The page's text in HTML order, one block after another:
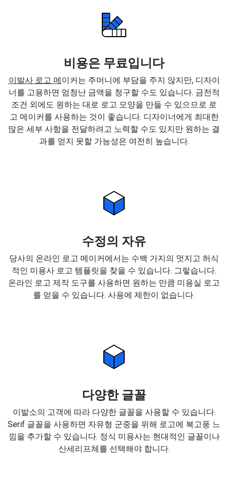
비용은 무료입니다
이발사 로고 메이커는 주머니에 부담을 주지 않지만, 디자이
너를 고용하면 엄청난 금액을 청구할 수도 있습니다. 금전적
조건 외에도 원하는 대로 로고 모양을 만들 수 있으므로 로
고 메이커를 사용하는 것이 좋습니다. 디자이너에게 최대한
많은 세부 사항을 전달하려고 노력할 수도 있지만 원하는 결
과를 얻지 못할 가능성은 여전히 높습니다.
수정의 자유
당사의 온라인 로고 메이커에서는 수백 가지의 멋지고 허식
적인 미용사 로고 템플릿을 찾을 수 있습니다. 그렇습니다.
온라인 로고 제작 도구를 사용하면 원하는 만큼 미용실 로고
를 얻을 수 있습니다. 사용에 제한이 없습니다.
다양한 글꼴
이발소의 고객에 따라 다양한 글꼴을 사용할 수 있습니다.
Serif 글꼴을 사용하면 자유형 군중을 위해 로고에 복고풍 느
낌을 추가할 수 있습니다. 정식 미용사는 현대적인 글꼴이나
산세리프체를 선택해야 합니다.